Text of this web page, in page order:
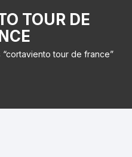
TOUR DE
tour de france”